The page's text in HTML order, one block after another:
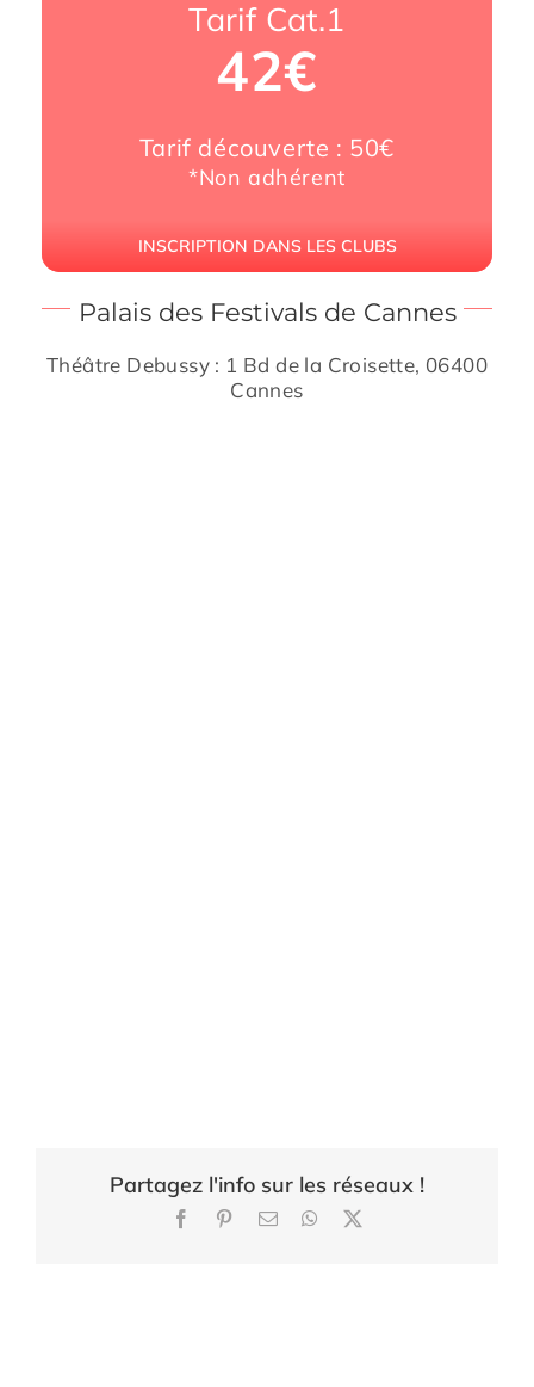
Tarif Cat.1
42€
Tarif découverte : 50€
*Non adhérent
INSCRIPTION DANS LES CLUBS
Palais des Festivals de Cannes
Théâtre Debussy : 1 Bd de la Croisette, 06400
Cannes
Partagez l'info sur les réseaux !
FacebookPinterest
Email WhatsApp